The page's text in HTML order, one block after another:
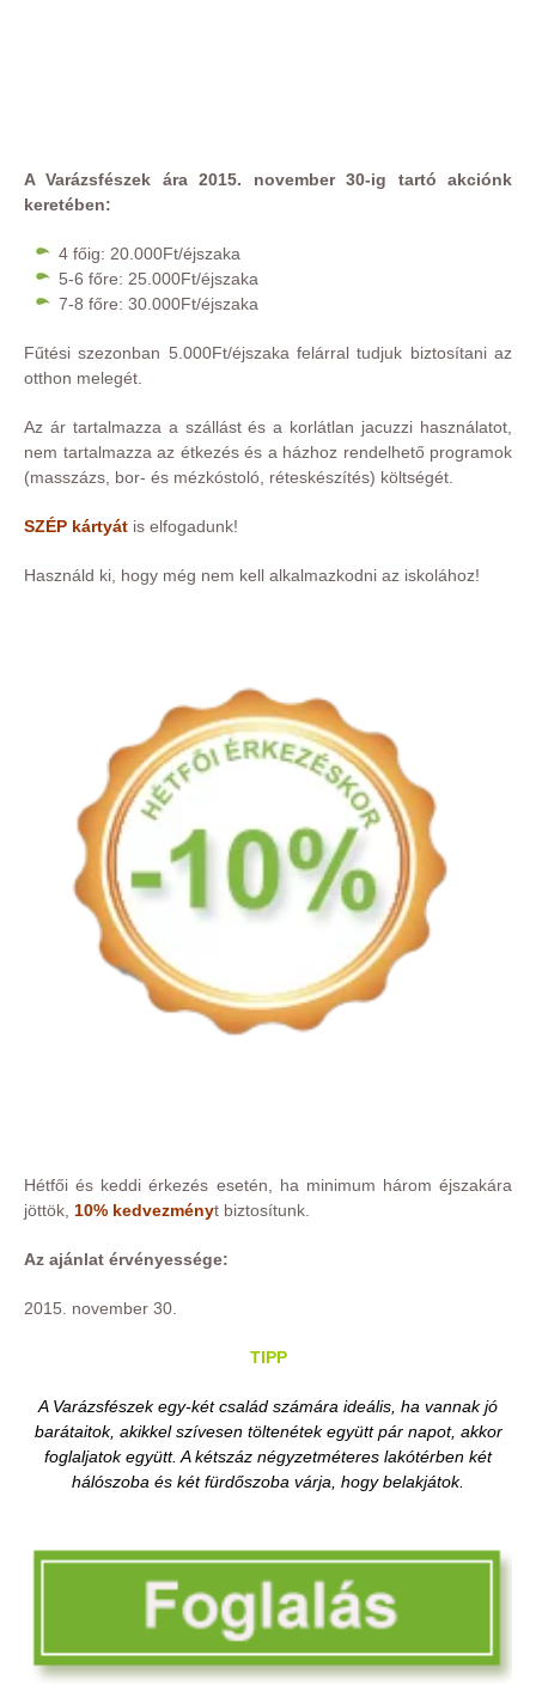
A Varázsfészek ára 2015. november 30-ig tartó akciónk
keretében:
4 főig: 20.000Ft/éjszaka
5-6 főre: 25.000Ft/éjszaka
7-8 főre: 30.000Ft/éjszaka
Fűtési szezonban 5.000Ft/éjszaka felárral tudjuk biztosítani az
otthon melegét.
Az ár tartalmazza a szállást és a korlátlan jacuzzi használatot,
nem tartalmazza az étkezés és a házhoz rendelhető programok
(masszázs, bor- és mézkóstoló, réteskészítés) költségét.
SZÉP kártyát is elfogadunk!
Használd ki, hogy még nem kell alkalmazkodni az iskolához!
Hétfői és keddi érkezés esetén, ha minimum három éjszakára
jöttök, 10% kedvezményt biztosítunk.
Az ajánlat érvényessége:
2015. november 30.
TIPP
A Varázsfészek egy-két család számára ideális, ha vannak jó
barátaitok, akikkel szívesen töltenétek együtt pár napot, akkor
foglaljatok együtt. A kétszáz négyzetméteres lakótérben két
hálószoba és két fürdőszoba várja, hogy belakjátok.